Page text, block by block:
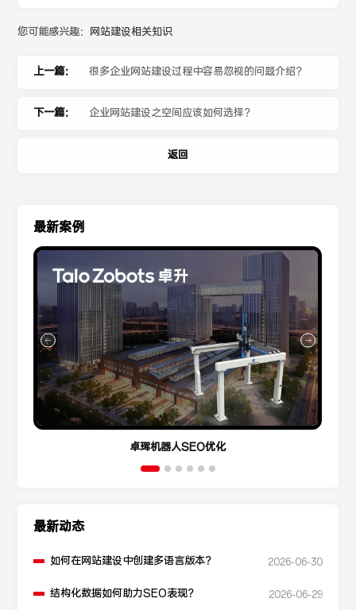
您可能感兴趣： 网站建设相关知识
上一篇： 很多企业网站建设过程中容易忽视的问题介绍？
下一篇： 企业网站建设之空间应该如何选择？
返回
最新案例
卓珲机器人SEO优化
最新动态
如何在网站建设中创建多语言版本？ 2026-06-30
结构化数据如何助力SEO表现？ 2026-06-29